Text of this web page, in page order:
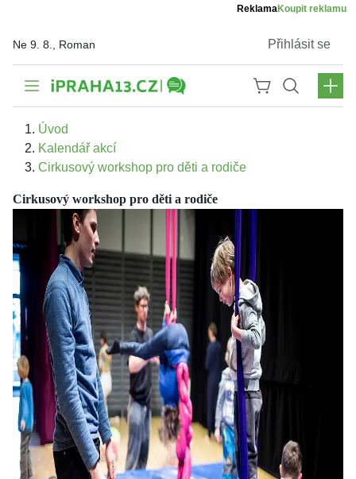
ReklamaKoupit reklamu
Ne 9. 8., Roman Přihlásit se
Úvod
Kalendář akcí
Cirkusový workshop pro děti a rodiče
Cirkusový workshop pro děti a rodiče